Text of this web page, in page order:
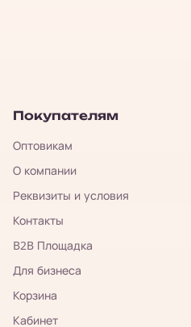
Покупателям
Оптовикам
О компании
Реквизиты и условия
Контакты
B2B Площадка
Для бизнеса
Корзина
Кабинет